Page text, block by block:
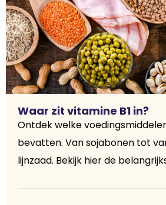
Waar zit vitamine B1 in?
Ontdek welke
bevatten. Van sojabonen tot
lijnzaad. Bekijk hier de